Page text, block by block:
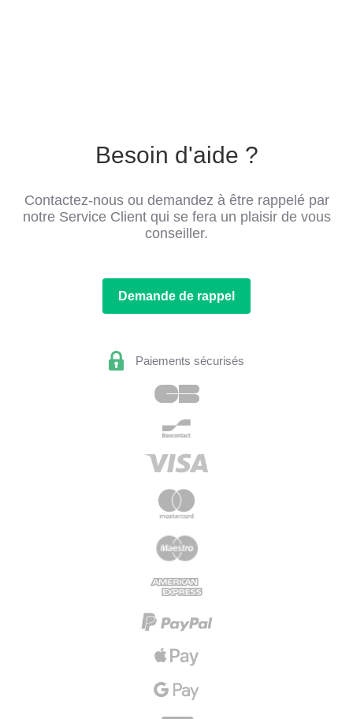
Besoin d'aide ?
Contactez-nous ou demandez à être rappelé par
notre Service Client qui se fera un plaisir de vous
conseiller.
Demande de rappel
Paiements sécurisés